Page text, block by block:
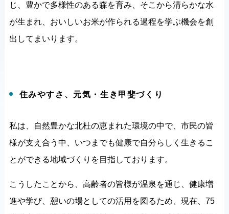
じ、豊かで多様性のある森を育み、そこから清らかな水
が生まれ、おいしいお米が作られる過程を学ぶ機会を創
出してまいります。
住みやすさ、元気・生き甲斐づくり
私は、自然豊かな北杜の恵まれた環境の中で、市民の皆
様が支え合う中、いつまでも健康で自分らしく生きるこ
とができる地域づくりを目指しております。
こうしたことから、高齢者の皆様が温泉を通じ、健康増
進や学び、憩いの場としての活用を図るため、現在、75